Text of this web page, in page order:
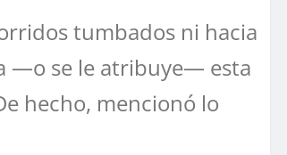
tumbados ni hacia
—o se le atribuye— esta
hecho, mencionó lo